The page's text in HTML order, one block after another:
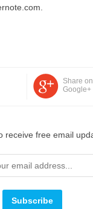
Share on
Google+
receive free email